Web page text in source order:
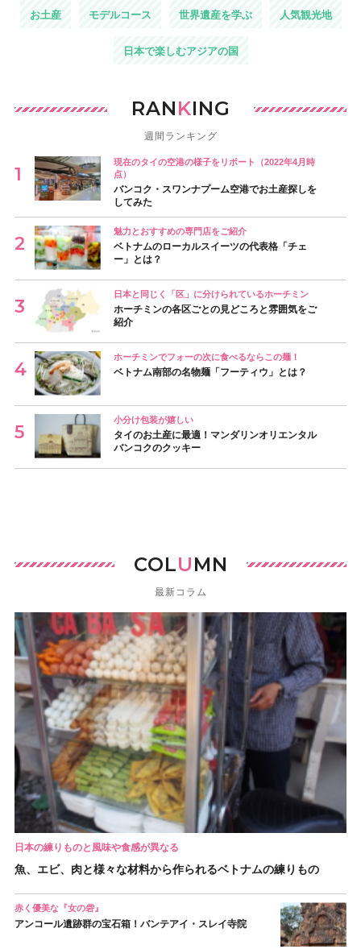
お土産 モデルコース 世界遺産を学ぶ 人気観光地
日本で楽しむアジアの国
RANKING
週間ランキング
現在のタイの空港の様子をリポート（2022年4月時
点）
バンコク・スワンナプーム空港でお土産探しを
してみた
魅力とおすすめの専門店をご紹介
ベトナムのローカルスイーツの代表格「チェ
ー」とは？
日本と同じく「区」に分けられているホーチミン
ホーチミンの各区ごとの見どころと雰囲気をご
紹介
ホーチミンでフォーの次に食べるならこの麺！
ベトナム南部の名物麺「フーティウ」とは？
小分け包装が嬉しい
タイのお土産に最適！マンダリンオリエンタル
バンコクのクッキー
COLUMN
最新コラム
日本の練りものと風味や食感が異なる
魚、エビ、肉と様々な材料から作られるベトナムの練りもの
赤く優美な『女の砦』
アンコール遺跡群の宝石箱！バンテアイ・スレイ寺院